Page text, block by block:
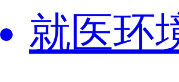
就医环